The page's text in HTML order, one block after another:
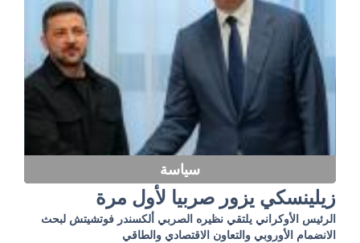
سياسة
زيلينسكي يزور صربيا لأول مرة
الرئيس الأوكراني يلتقي نظيره الصربي ألكسندر فوتشيتش لبحث
الانضمام الأوروبي والتعاون الاقتصادي والطاقي